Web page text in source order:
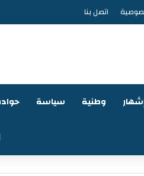
اتصل بنا
وطنية سياسة